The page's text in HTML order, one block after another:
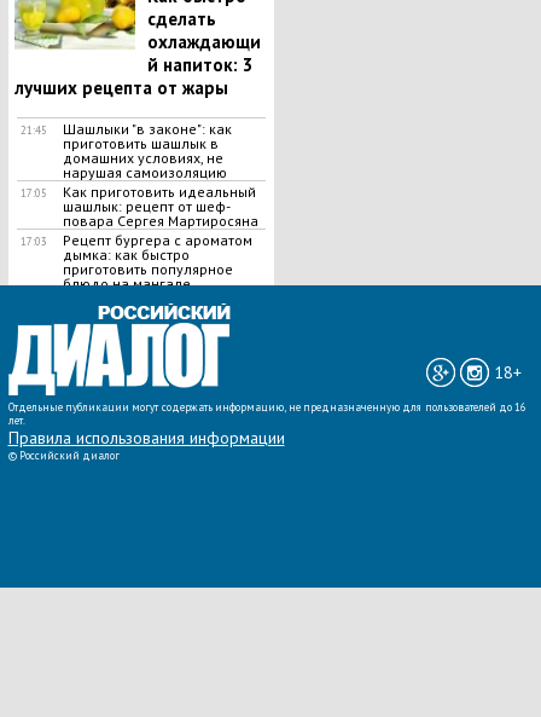
сделать
охлаждающи
й напиток: 3
лучших рецепта от жары
21:45
Шашлыки "в законе": как
приготовить шашлык в
домашних условиях, не
нарушая самоизоляцию
17:05
Как приготовить идеальный
шашлык​: рецепт от шеф-
повара Сергея Мартиросяна
17:03
Рецепт бургера с ароматом
дымка: как быстро
приготовить популярное
блюдо на мангале
ВСЕ НОВОСТИ »
18+
Отдельные публикации могут содержать информацию, не предназначенную для пользователей до 16
лет.
Правила использования информации
© Российский диалог